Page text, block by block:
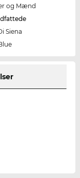
og Mænd
Siena